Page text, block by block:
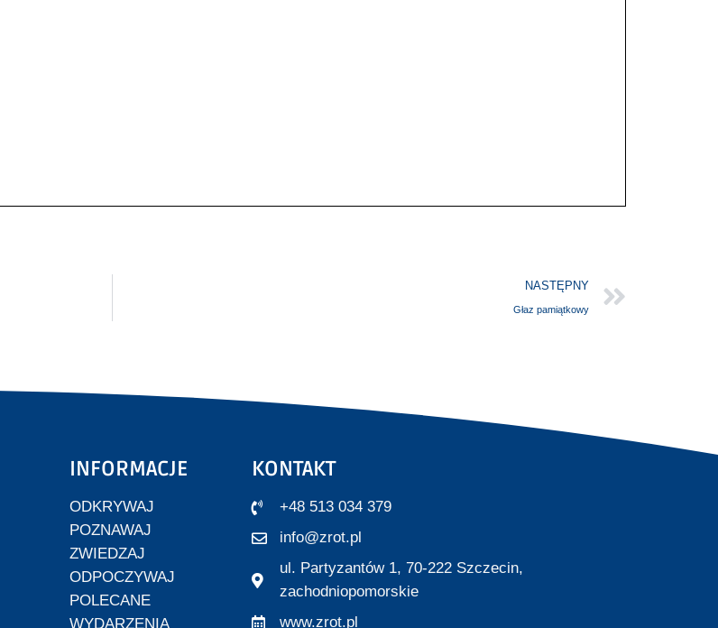
NASTĘPNY
Głaz pamiątkowy
INFORMACJE
ODKRYWAJ
POZNAWAJ
ZWIEDZAJ
ODPOCZYWAJ
POLECANE
WYDARZENIA
KONTAKT
+48 513 034 379
info@zrot.pl
ul. Partyzantów 1, 70-222 Szczecin,
zachodniopomorskie
www.zrot.pl